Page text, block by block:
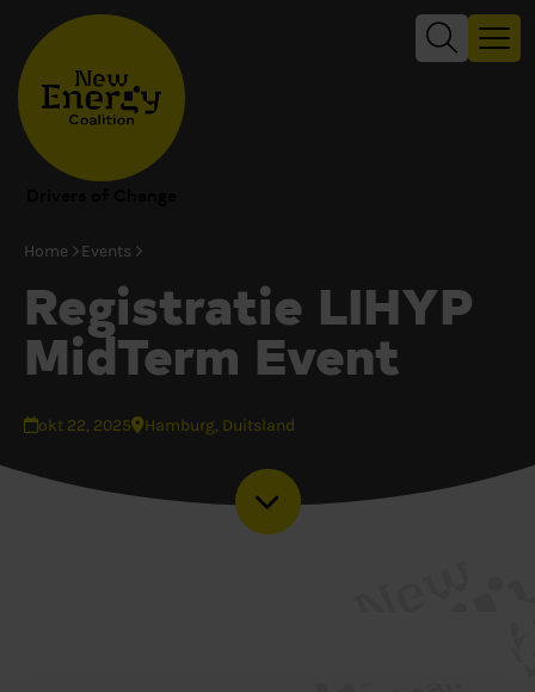
Home Events
Registratie LIHYP
MidTerm Event
okt 22, 2025 Hamburg, Duitsland